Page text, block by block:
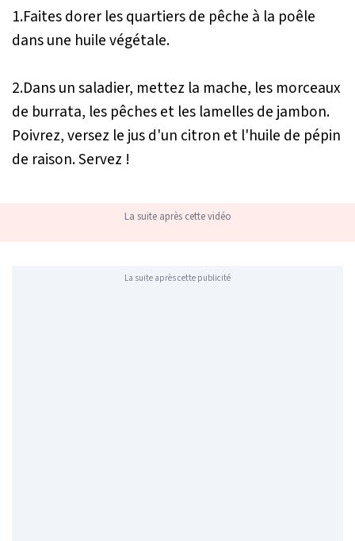
1.Faites dorer les quartiers de pêche à la poêle
dans une huile végétale.
2.Dans un saladier, mettez la mache, les morceaux
de burrata, les pêches et les lamelles de jambon.
Poivrez, versez le jus d'un citron et l'huile de pépin
de raison. Servez !
La suite après cette vidéo
La suite après cette publicité